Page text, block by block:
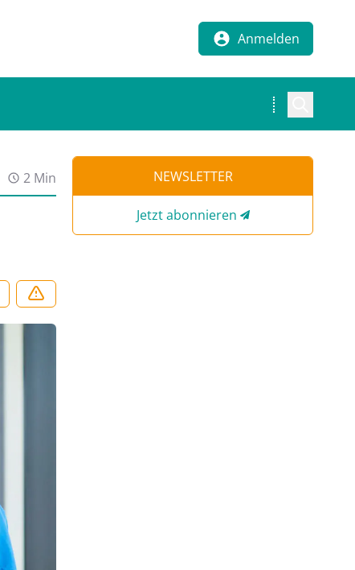
Anmelden
2 Min NEWSLETTER
Jetzt abonnieren